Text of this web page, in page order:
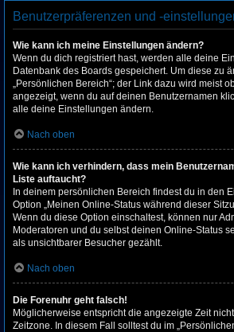
Benutzerpräferenzen und -
Wie kann ich meine Einstellungen ändern?
Wenn du dich registriert hast, werden alle deine
Datenbank des Boards gespeichert. Um diese zu
„Persönlichen Bereich“; der Link dazu wird meist
angezeigt, wenn du auf deinen Benutzernamen
alle deine Einstellungen ändern.
Nach oben
Wie kann ich verhindern, dass mein
Liste auftaucht?
In deinem persönlichen Bereich findest du in den
Option „Meinen Online-Status während dieser
Wenn du diese Option einschaltest, können nur
Moderatoren und du selbst deinen Online-Status
als unsichtbarer Besucher gezählt.
Nach oben
Die Forenuhr geht falsch!
Möglicherweise entspricht die angezeigte Zeit
Zeitzone. In diesem Fall solltest du im